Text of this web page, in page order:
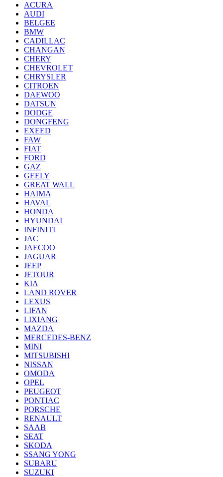
ACURA
AUDI
BELGEE
BMW
CADILLAC
CHANGAN
CHERY
CHEVROLET
CHRYSLER
CITROEN
DAEWOO
DATSUN
DODGE
DONGFENG
EXEED
FAW
FIAT
FORD
GAZ
GEELY
GREAT WALL
HAIMA
HAVAL
HONDA
HYUNDAI
INFINITI
JAC
JAECOO
JAGUAR
JEEP
JETOUR
KIA
LAND ROVER
LEXUS
LIFAN
LIXIANG
MAZDA
MERCEDES-BENZ
MINI
MITSUBISHI
NISSAN
OMODA
OPEL
PEUGEOT
PONTIAC
PORSCHE
RENAULT
SAAB
SEAT
SKODA
SSANG YONG
SUBARU
SUZUKI